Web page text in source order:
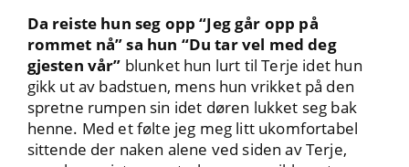
Da reiste hun seg opp “Jeg går opp på
rommet nå” sa hun “Du tar vel med deg
gjesten vår” blunket hun lurt til Terje idet hun
gikk ut av badstuen, mens hun vrikket på den
spretne rumpen sin idet døren lukket seg bak
henne. Med et følte jeg meg litt ukomfortabel
sittende der naken alene ved siden av Terje,